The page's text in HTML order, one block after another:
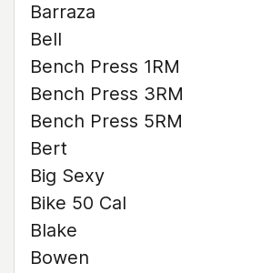
Barraza
Bell
Bench Press 1RM
Bench Press 3RM
Bench Press 5RM
Bert
Big Sexy
Bike 50 Cal
Blake
Bowen